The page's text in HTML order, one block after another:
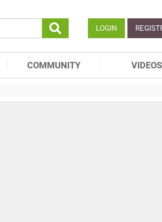
LOGIN
COMMUNITY VIDEOS